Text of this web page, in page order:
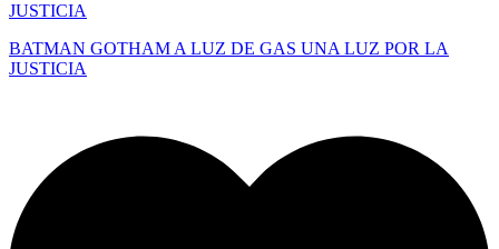
BATMAN GOTHAM A LUZ DE GAS UNA LUZ POR LA
JUSTICIA